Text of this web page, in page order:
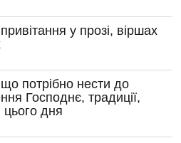
у прозі, віршах
потрібно нести до
Господнє, традиції,
цього дня